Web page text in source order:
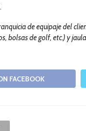
de equipaje del
bolsas de golf, etc.) y
FACEBOOK